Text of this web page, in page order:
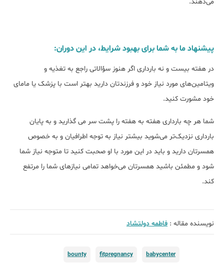
می‌دهند.
پیشنهاد ما به شما برای بهبود شرایط، در این دوران:
در هفته بیست و نه بارداری اگر هنوز سؤالاتی راجع به تغذیه و
ویتامین‌های مورد نیاز خود و فرزندتان دارید بهتر است با پزشک یا مامای
خود مشورت کنید.
شما هر چه بارداری هفته به هفته را پشت سر می گذارید و به پایان
بارداری نزدیک‌تر می‌شوید بیشتر نیاز به توجه اطرافیان و به خصوص
همسرتان دارید و باید در این مورد با او صحبت کنید تا متوجه نیاز شما
شود و مطمئن باشید همسرتان می‌خواهد تمامی نیازهای شما را مرتفع
کند.
نویسنده مقاله : فاطمه دولتشاد
babycenter
fitpregnancy
bounty